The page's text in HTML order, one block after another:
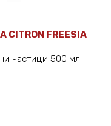
CITRON FREESIA
частици 500 мл